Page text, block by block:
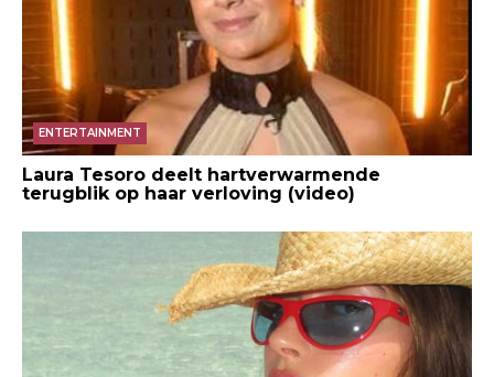
ENTERTAINMENT
Laura Tesoro deelt hartverwarmende
terugblik op haar verloving (video)